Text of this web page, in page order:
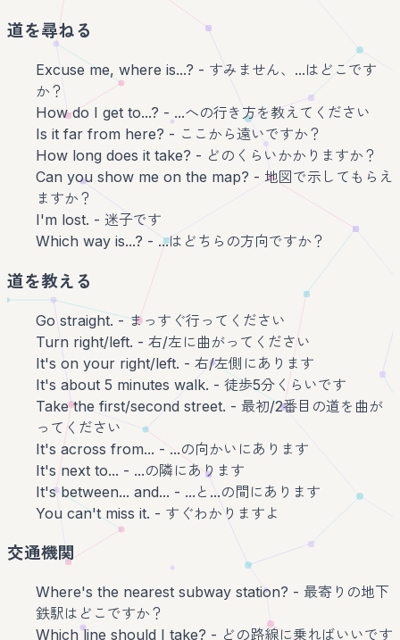
道を尋ねる
Excuse me, where is...? - すみません、...はどこです
か？
How do I get to...? - ...への行き方を教えてください
Is it far from here? - ここから遠いですか？
How long does it take? - どのくらいかかりますか？
Can you show me on the map? - 地図で示してもらえ
ますか？
I'm lost. - 迷子です
Which way is...? - ...はどちらの方向ですか？
道を教える
Go straight. - まっすぐ行ってください
Turn right/left. - 右/左に曲がってください
It's on your right/left. - 右/左側にあります
It's about 5 minutes walk. - 徒歩5分くらいです
Take the first/second street. - 最初/2番目の道を曲が
ってください
It's across from... - ...の向かいにあります
It's next to... - ...の隣にあります
It's between... and... - ...と...の間にあります
You can't miss it. - すぐわかりますよ
交通機関
Where's the nearest subway station? - 最寄りの地下
鉄駅はどこですか？
Which line should I take? - どの路線に乗ればいいです